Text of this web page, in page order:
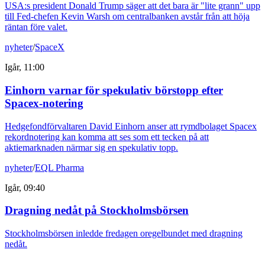
USA:s president Donald Trump säger att det bara är "lite grann" upp
till Fed-chefen Kevin Warsh om centralbanken avstår från att höja
räntan före valet.
nyheter/SpaceX
Igår, 11:00
Einhorn varnar för spekulativ börstopp efter
Spacex-notering
Hedgefondförvaltaren David Einhorn anser att rymdbolaget Spacex
rekordnotering kan komma att ses som ett tecken på att
aktiemarknaden närmar sig en spekulativ topp.
nyheter/EQL Pharma
Igår, 09:40
Dragning nedåt på Stockholmsbörsen
Stockholmsbörsen inledde fredagen oregelbundet med dragning
nedåt.